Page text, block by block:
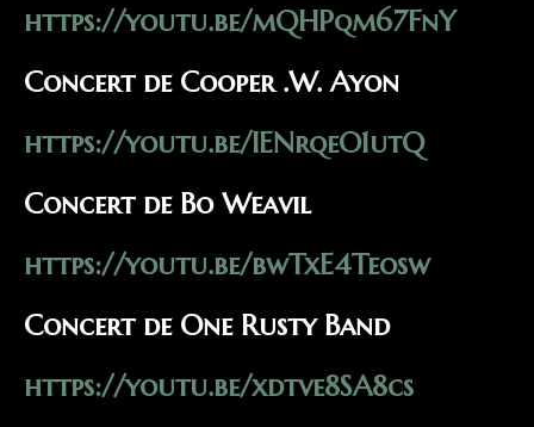
https://youtu.be/mQHPqm67FnY
Concert de Cooper .W. Ayon
https://youtu.be/IENrqeO1utQ
Concert de Bo Weavil
https://youtu.be/bwTxE4Teosw
Concert de One Rusty Band
https://youtu.be/xdtve8SA8cs